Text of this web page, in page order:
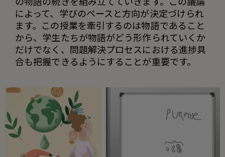
によって、学びのペースと方向が決定づけられ
ます。この授業を牽引するのは物語であること
から、学生たちが物語がどう形作られていくか
だけでなく、問題解決プロセスにおける進捗具
合も把握できるようにすることが重要です。